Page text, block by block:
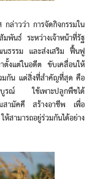
ล่าวว่า การจัดกิจกรรมใน
พันธ์ ระหว่างเจ้าหน้าที่รัฐ
ธรรม และส่งเสริม ฟื้นฟู
งแต่ในอดีต ขับเคลื่อนให้
มกัน แต่สิ่งที่สำคัญที่สุด คือ
มบูรณ์ ใช้เพาะปลูกพืชได้
สามัคคี สร้างอาชีพ เพื่อ
ามารถอยู่ร่วมกันได้อย่าง